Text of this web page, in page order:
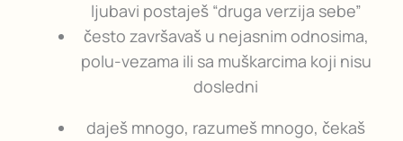
ljubavi postaješ “druga verzija sebe”
često završavaš u nejasnim odnosima,
polu-vezama ili sa muškarcima koji nisu
dosledni
daješ mnogo, razumeš mnogo, čekaš